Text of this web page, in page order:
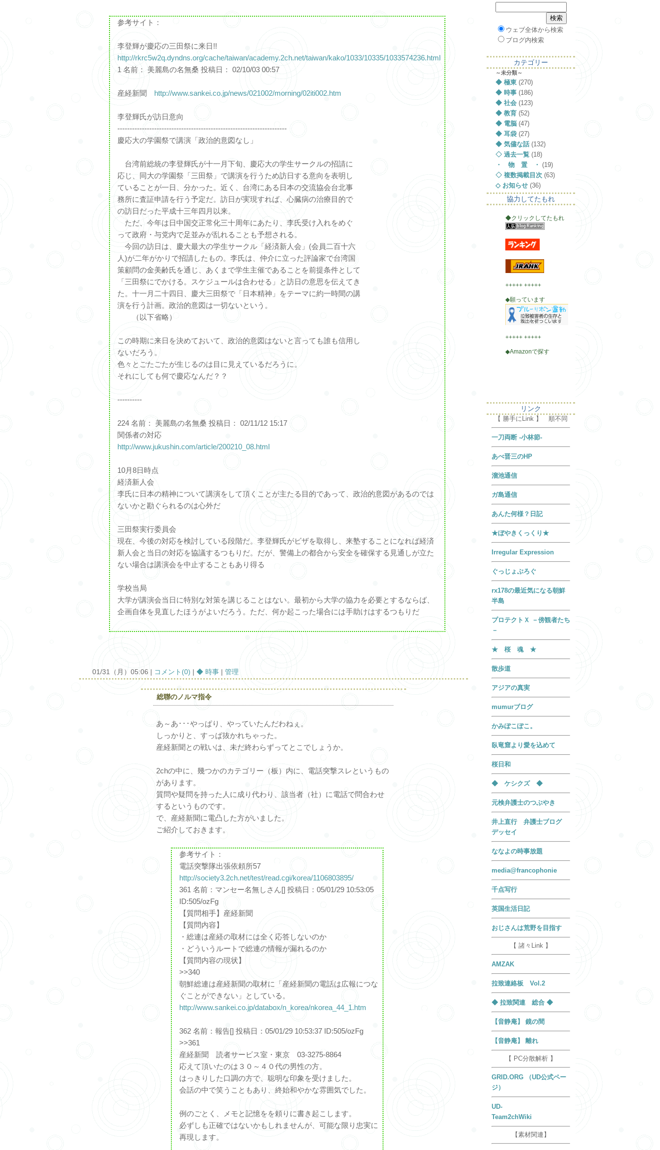
参考サイト：
李登輝が慶応の三田祭に来日!!
http://rkrc5w2q.dyndns.org/cache/taiwan/academy.2ch.net/taiwan/kako/1033/10335/1033574236.html
1 名前： 美麗島の名無桑 投稿日： 02/10/03 00:57
産経新聞 http://www.sankei.co.jp/news/021002/morning/02iti002.htm
李登輝氏が訪日意向
---------------------------------------------------------------------
慶応大の学園祭で講演「政治的意図なし」
台湾前総統の李登輝氏が十一月下旬、慶応大の学生サークルの招請に
応じ、同大の学園祭「三田祭」で講演を行うため訪日する意向を表明し
ていることが一日、分かった。近く、台湾にある日本の交流協会台北事
務所に査証申請を行う予定だ。訪日が実現すれば、心臓病の治療目的で
の訪日だった平成十三年四月以来。
ただ、今年は日中国交正常化三十周年にあたり、李氏受け入れをめぐ
って政府・与党内で足並みが乱れることも予想される。
今回の訪日は、慶大最大の学生サークル「経済新人会」(会員二百十六
人)が二年がかりで招請したもの。李氏は、仲介に立った評論家で台湾国
策顧問の金美齢氏を通じ、あくまで学生主催であることを前提条件として
「三田祭にでかける。スケジュールは合わせる」と訪日の意思を伝えてき
た。十一月二十四日、慶大三田祭で「日本精神」をテーマに約一時間の講
演を行う計画。政治的意図は一切ないという。
（以下省略）
この時期に来日を決めておいて、政治的意図はないと言っても誰も信用し
ないだろう。
色々とごたごたが生じるのは目に見えているだろうに。
それにしても何で慶応なんだ？？
----------
224 名前： 美麗島の名無桑 投稿日： 02/11/12 15:17
関係者の対応
http://www.jukushin.com/article/200210_08.html
10月8日時点
経済新人会
李氏に日本の精神について講演をして頂くことが主たる目的であって、政治的意図があるのでは
ないかと勘ぐられるのは心外だ
三田祭実行委員会
現在、今後の対応を検討している段階だ。李登輝氏がビザを取得し、来塾することになれば経済
新人会と当日の対応を協議するつもりだ。だが、警備上の都合から安全を確保する見通しが立た
ない場合は講演会を中止することもあり得る
学校当局
大学が講演会当日に特別な対策を講じることはない。最初から大学の協力を必要とするならば、
企画自体を見直したほうがよいだろう。ただ、何か起こった場合には手助けはするつもりだ
01/31（月）05:06 | コメント(0) | ◆ 時事 | 管理
総聯のノルマ指令
あ～あ･･･やっぱり、やっていたんだわねぇ。
しっかりと、すっぱ抜かれちゃった。
産経新聞との戦いは、未だ終わらずってとこでしょうか。
2chの中に、幾つかのカテゴリー（板）内に、電話突撃スレというもの
があります。
質問や疑問を持った人に成り代わり、該当者（社）に電話で問合わせ
するというものです。
で、産経新聞に電凸した方がいました。
ご紹介しておきます。
参考サイト：
電話突撃隊出張依頼所57
http://society3.2ch.net/test/read.cgi/korea/1106803895/
361 名前：マンセー名無しさん[] 投稿日：05/01/29 10:53:05
ID:505/ozFg
【質問相手】産経新聞
【質問内容】
・総連は産経の取材には全く応答しないのか
・どういうルートで総連の情報が漏れるのか
【質問内容の現状】
>>340
朝鮮総連は産経新聞の取材に「産経新聞の電話は広報につな
ぐことができない」としている。
http://www.sankei.co.jp/databox/n_korea/nkorea_44_1.htm
362 名前：報告[] 投稿日：05/01/29 10:53:37 ID:505/ozFg
>>361
産経新聞 読者サービス室・東京 03-3275-8864
応えて頂いたのは３０～４０代の男性の方。
はっきりした口調の方で、聡明な印象を受けました。
会話の中で笑うこともあり、終始和やかな雰囲気でした。
例のごとく、メモと記憶をを頼りに書き起こします。
必ずしも正確ではないかもしれませんが、可能な限り忠実に
再現します。
ウェブ全体から検索
ブログ内検索
カテゴリー
～未分類～
◆ 極東 (270)
◆ 時事 (186)
◆ 社会 (123)
◆ 教育 (52)
◆ 電脳 (47)
◆ 耳袋 (27)
◆ 気儘な話 (132)
◇ 過去一覧 (18)
・ 物 置 ・ (19)
◇ 複数掲載目次 (63)
◇ お知らせ (36)
協力してたもれ
◆クリックしてたもれ
+++++ +++++
◆願っています
+++++ +++++
◆Amazonで探す
リンク
【 勝手にLink 】 順不同
一刀両断 -小林節-
あべ晋三のHP
溜池通信
ガ島通信
あんた何様？日記
★ぼやきくっくり★
Irregular Expression
ぐっじょぶろぐ
rx178の最近気になる朝鮮
半島
プロテクトＸ －傍観者たち
－
★ 桜 魂 ★
散歩道
アジアの真実
mumurブログ
かみぽこぽこ。
臥竜窟より愛を込めて
桜日和
◆ ケシクズ ◆
元検弁護士のつぶやき
井上直行 弁護士ブログ
デッセイ
ななよの時事放題
media@francophonie
千点写行
英国生活日記
おじさんは荒野を目指す
【 諸々Link 】
AMZAK
拉致連絡板 Vol.2
◆ 拉致関連 総合 ◆
【音静庵】 鏡の間
【音静庵】 離れ
【 PC分散解析 】
GRID.ORG （UD公式ペー
ジ）
UD-
Team2chWiki
【素材関連】